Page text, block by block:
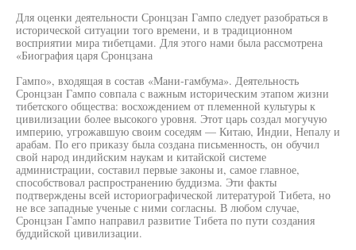
Для оценки деятельности Сронцзан Гампо следует разобраться в
исторической ситуации того времени, и в традиционном
восприятии мира тибетцами. Для этого нами была рассмотрена
«Биография царя Сронцзана
Гампо», входящая в состав «Мани-гамбума». Деятельность
Сронцзан Гампо совпала с важным историческим этапом жизни
тибетского общества: восхождением от племенной культуры к
цивилизации более высокого уровня. Этот царь создал могучую
империю, угрожавшую своим соседям — Китаю, Индии, Непалу и
арабам. По его приказу была создана письменность, он обучил
свой народ индийским наукам и китайской системе
администрации, составил первые законы и, самое главное,
способствовал распространению буддизма. Эти факты
подтверждены всей историографической литературой Тибета, но
не все западные ученые с ними согласны. В любом случае,
Сронцзан Гампо направил развитие Тибета по пути создания
буддийской цивилизации.